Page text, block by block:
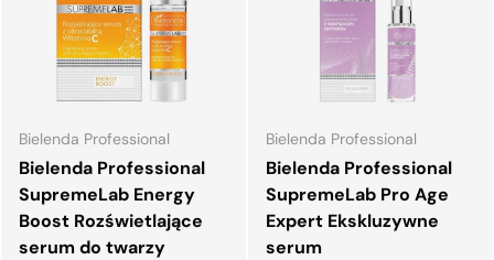
Bielenda Professional
Bielenda Professional
SupremeLab Energy
Boost Rozświetlające
serum do twarzy
Bielenda Professional
Bielenda Professional
SupremeLab Pro Age
Expert Ekskluzywne
serum